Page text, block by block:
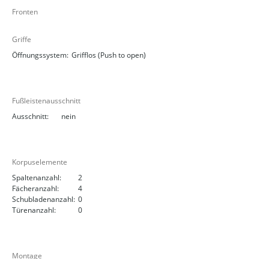
Fronten
Griffe
Öffnungssystem: Grifflos (Push to open)
Fußleistenausschnitt
Ausschnitt:
nein
Korpuselemente
Spaltenanzahl:
2
Fächeranzahl:
4
Schubladenanzahl: 0
Türenanzahl:
0
Montage